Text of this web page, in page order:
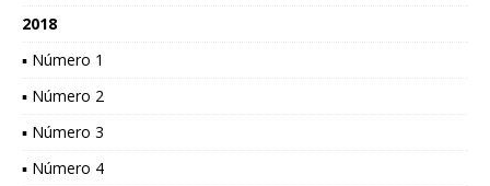
2018
▪ Número 1
▪ Número 2
▪ Número 3
▪ Número 4